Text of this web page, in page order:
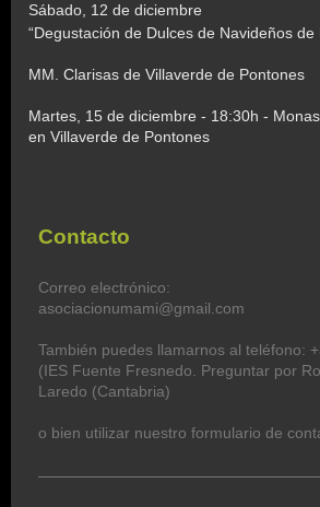
Sábado, 12 de diciembre
“Degustación de Dulces de Navideños de
MM. Clarisas de Villaverde de Pontones
Martes, 15 de diciembre - 18:30h -
en Villaverde de Pontones
Contacto
Correo electrónico:
asociacionumami@gmail.com
También puedes llamarnos al teléfono:
(IES Fuente Fresnedo. Preguntar por
Laredo (Cantabria)
o bien utilizar nuestro formulario de